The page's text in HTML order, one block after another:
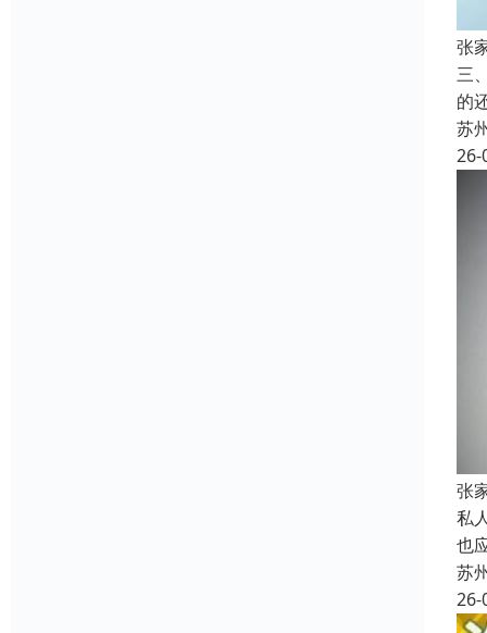
张
三
的
苏
26-
张
私
也
苏
26-